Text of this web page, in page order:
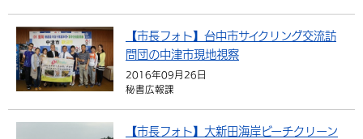
【市長フォト】台中市サイクリング交流訪
問団の中津市現地視察
2016年09月26日
秘書広報課
【市長フォト】大新田海岸ビーチクリーン